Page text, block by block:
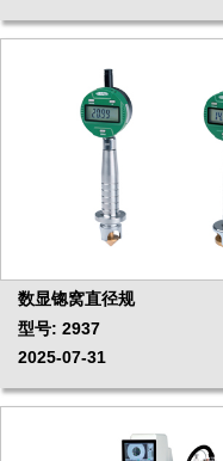
数显锪窝直径规
型号: 2937
2025-07-31